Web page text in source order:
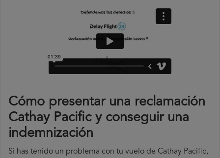
Cómo presentar una reclamación
Cathay Pacific y conseguir una
indemnización
Si has tenido un problema con tu vuelo de Cathay Pacific,